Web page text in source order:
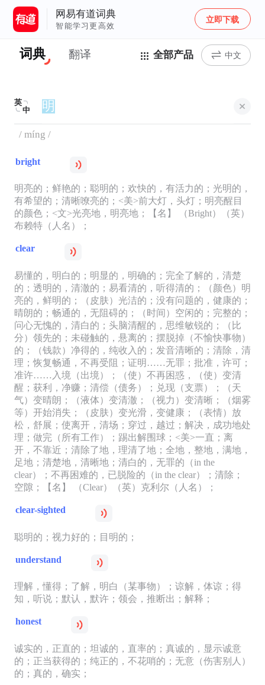
网易有道词典
智能学习更高效
立即下载
词典 翻译 全部产品 中文
英
中
/ míng /
bright
明亮的；鲜艳的；聪明的；欢快的，有活力的；光明的，
有希望的；清晰嘹亮的；<美>前大灯，头灯；明亮醒目
的颜色；<文>光亮地，明亮地；【名】 （Bright）（英）
布赖特（人名）；
clear
易懂的，明白的；明显的，明确的；完全了解的，清楚
的；透明的，清澈的；易看清的，听得清的；（颜色）明
亮的，鲜明的；（皮肤）光洁的；没有问题的，健康的；
晴朗的；畅通的，无阻碍的；（时间）空闲的；完整的；
问心无愧的，清白的；头脑清醒的，思维敏锐的；（比
分）领先的；未碰触的，悬离的；摆脱掉（不愉快事物）
的；（钱款）净得的，纯收入的；发音清晰的；清除，清
理；恢复畅通，不再受阻；证明……无罪；批准，许可；
准许……入境（出境）；（使）不再困惑，（使）变清
醒；获利，净赚；清偿（债务）；兑现（支票）；（天
气）变晴朗；（液体）变清澈；（视力）变清晰；（烟雾
等）开始消失；（皮肤）变光滑，变健康；（表情）放
松，舒展；使离开，清场；穿过，越过；解决，成功地处
理；做完（所有工作）；踢出解围球；<美>一直；离
开，不靠近；清除了地，理清了地；全地，整地，满地，
足地；清楚地，清晰地；清白的，无罪的（in the
clear）；不再困难的，已脱险的（in the clear）；清除；
空隙；【名】 （Clear）（英）克利尔（人名）；
clear-sighted
聪明的；视力好的；目明的；
understand
理解，懂得；了解，明白（某事物）；谅解，体谅；得
知，听说；默认，默许；领会，推断出；解释；
honest
诚实的，正直的；坦诚的，直率的；真诚的，显示诚意
的；正当获得的；纯正的，不花哨的；无意（伤害别人）
的；真的，确实；